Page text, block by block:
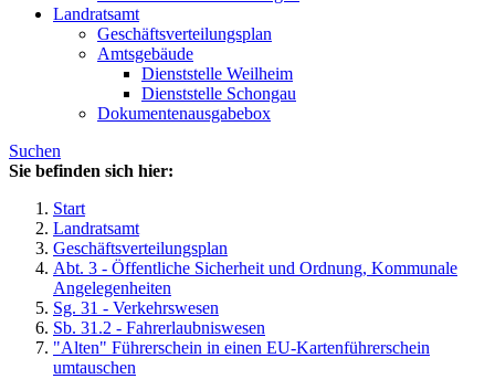
Landratsamt
Geschäftsverteilungsplan
Amtsgebäude
Dienststelle Weilheim
Dienststelle Schongau
Dokumentenausgabebox
Suchen
Sie befinden sich hier:
Start
Landratsamt
Geschäftsverteilungsplan
Abt. 3 - Öffentliche Sicherheit und Ordnung, Kommunale
Angelegenheiten
Sg. 31 - Verkehrswesen
Sb. 31.2 - Fahrerlaubniswesen
"Alten" Führerschein in einen EU-Kartenführerschein
umtauschen